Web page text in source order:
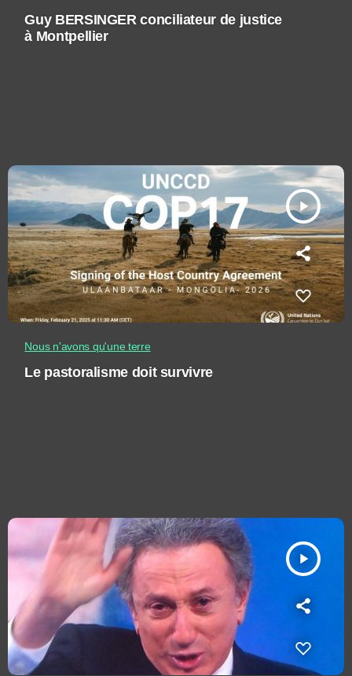
Guy BERSINGER conciliateur de justice
à Montpellier
play_arrow
Nous n'avons qu'une terre
Le pastoralisme doit survivre
play_arrow